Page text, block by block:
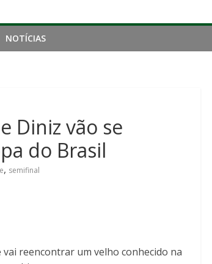
NOTÍCIAS
Diniz vão se
do Brasil
, semifinal
reencontrar um velho conhecido na